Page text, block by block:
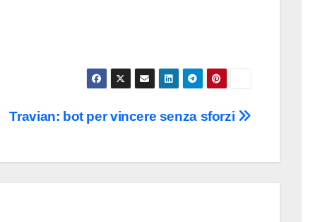
Travian: bot per vincere senza sforzi